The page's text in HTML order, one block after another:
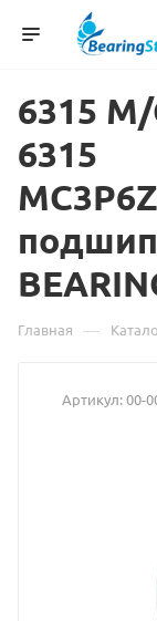
6315
6315
Главная —
Артикул:00-